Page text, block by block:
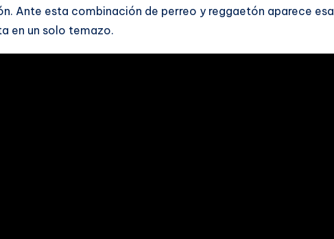
Ante esta combinación de perreo y reggaetón aparece esa
en un solo temazo.